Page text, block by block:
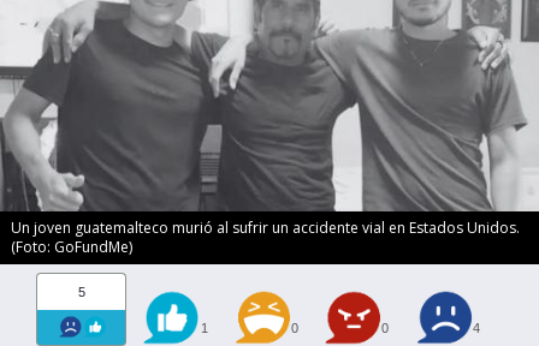
Un joven guatemalteco murió al sufrir un accidente vial en Estados Unidos.
(Foto: GoFundMe)
5
1 0 0 4